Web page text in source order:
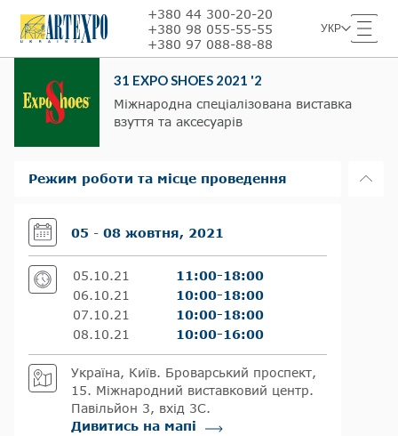
+380 44 300-20-20
+380 98 055-55-55
+380 97 088-88-88
УКР
31 EXPO SHOES 2021 '2
Міжнародна спеціалізована виставка
взуття та аксесуарів
Режим роботи та місце проведення
05 - 08 жовтня, 2021
05.10.21
11:00-18:00
06.10.21
10:00-18:00
07.10.21
10:00-18:00
08.10.21
10:00-16:00
Україна, Київ. Броварський проспект,
15. Міжнародний виставковий центр.
Павільйон 3, вхід 3С.
Дивитись на мапі